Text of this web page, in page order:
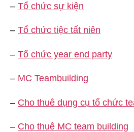
– Tổ chức sự kiện
– Tổ chức tiệc tất niên
– Tổ chức year end party
– MC Teambuilding
– Cho thuê dụng cụ tổ chức
– Cho thuê MC team building